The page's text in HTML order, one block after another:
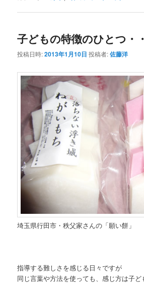
子どもの特徴のひとつ・
投稿日時:2013年1月10日 投稿者:佐藤洋
埼玉県行田市・秩父家さんの「願い餅」
指導する難しさを感じる日々ですが
同じ言葉や方法を使っても、感じ方は子ど